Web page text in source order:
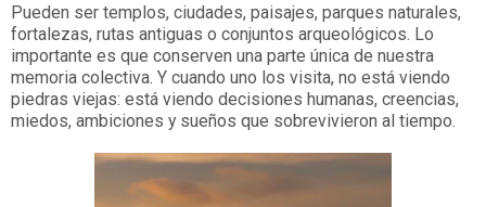
Pueden ser templos, ciudades, paisajes, parques naturales,
fortalezas, rutas antiguas o conjuntos arqueológicos. Lo
importante es que conserven una parte única de nuestra
memoria colectiva. Y cuando uno los visita, no está viendo
piedras viejas: está viendo decisiones humanas, creencias,
miedos, ambiciones y sueños que sobrevivieron al tiempo.